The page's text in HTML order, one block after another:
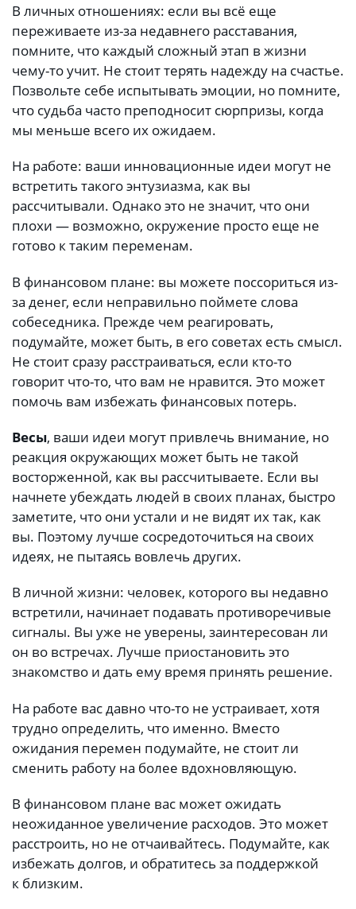
В личных отношениях: если вы всё еще
переживаете из-за недавнего расставания,
помните, что каждый сложный этап в жизни
чему-то учит. Не стоит терять надежду на счастье.
Позвольте себе испытывать эмоции, но помните,
что судьба часто преподносит сюрпризы, когда
мы меньше всего их ожидаем.
На работе: ваши инновационные идеи могут не
встретить такого энтузиазма, как вы
рассчитывали. Однако это не значит, что они
плохи — возможно, окружение просто еще не
готово к таким переменам.
В финансовом плане: вы можете поссориться из-
за денег, если неправильно поймете слова
собеседника. Прежде чем реагировать,
подумайте, может быть, в его советах есть смысл.
Не стоит сразу расстраиваться, если кто-то
говорит что-то, что вам не нравится. Это может
помочь вам избежать финансовых потерь.
Весы, ваши идеи могут привлечь внимание, но
реакция окружающих может быть не такой
восторженной, как вы рассчитываете. Если вы
начнете убеждать людей в своих планах, быстро
заметите, что они устали и не видят их так, как
вы. Поэтому лучше сосредоточиться на своих
идеях, не пытаясь вовлечь других.
В личной жизни: человек, которого вы недавно
встретили, начинает подавать противоречивые
сигналы. Вы уже не уверены, заинтересован ли
он во встречах. Лучше приостановить это
знакомство и дать ему время принять решение.
На работе вас давно что-то не устраивает, хотя
трудно определить, что именно. Вместо
ожидания перемен подумайте, не стоит ли
сменить работу на более вдохновляющую.
В финансовом плане вас может ожидать
неожиданное увеличение расходов. Это может
расстроить, но не отчаивайтесь. Подумайте, как
избежать долгов, и обратитесь за поддержкой
к близким.